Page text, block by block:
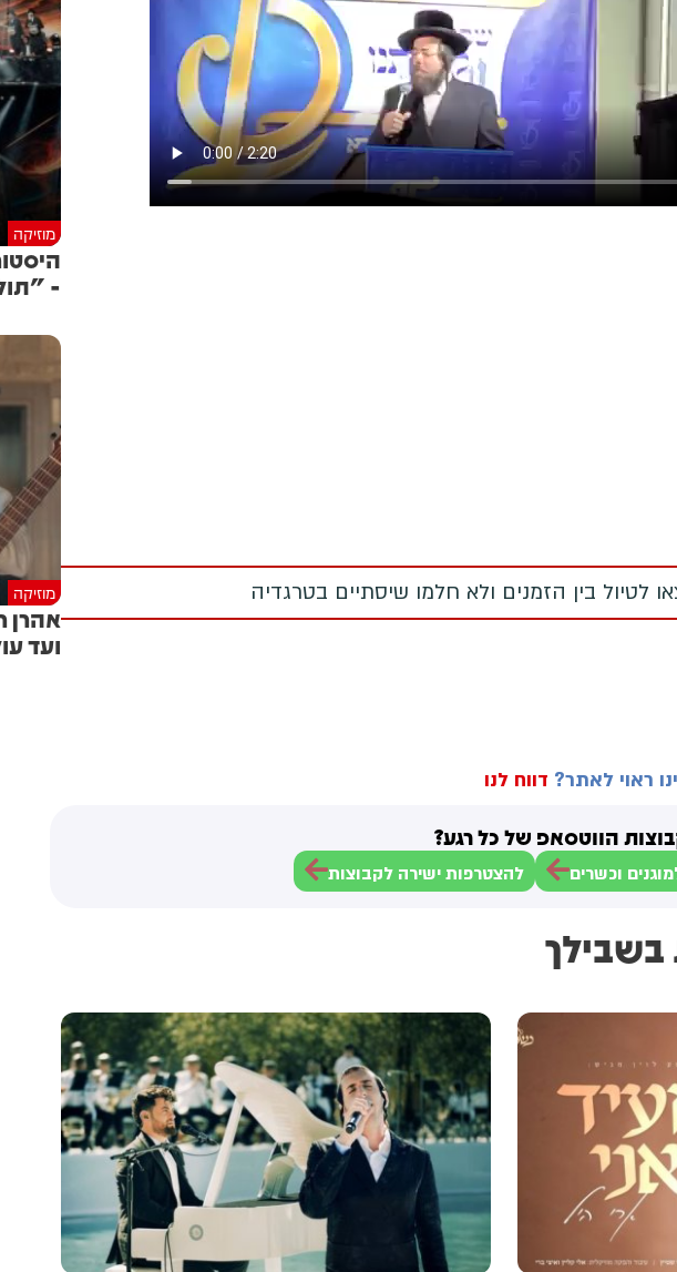
לטיול בין הזמנים ולא חלמו שיסתיים בטרגדיה
ראוי לאתר? דווח לנו
הווטסאפ של כל רגע?
וכשרים להצטרפות ישירה לקבוצות
מוזיקה
-
מוזיקה
אהרן
ועד